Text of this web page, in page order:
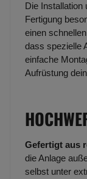
Die Installation
Fertigung
einen
dass spezielle
einfache
Aufrüstung
Gefertigt aus
die Anlage
selbst unter